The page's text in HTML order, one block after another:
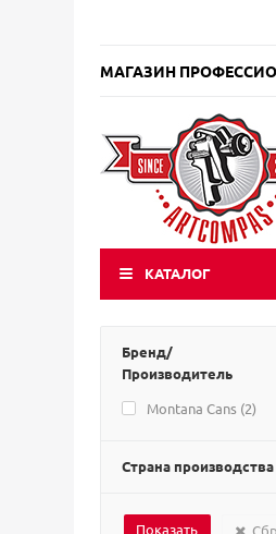
МАГАЗИН
КАТАЛОГ
Бренд/
Производитель
Montana Cans (2)
Страна производства